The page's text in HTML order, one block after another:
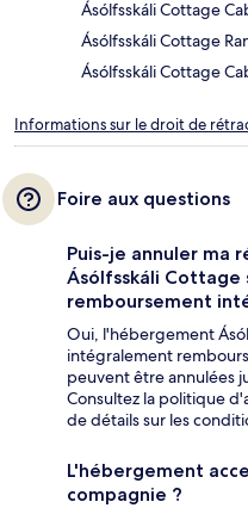
Ásólfsskáli Cottage
Ásólfsskáli Cottage
Ásólfsskáli Cottage
Informations sur le droit de
Foire aux questions
Puis-je annuler ma
Ásólfsskáli Cottage
remboursement
Oui, l'hébergement
intégralement
peuvent être annulées
Consultez la politique
de détails sur les
L'hébergement
compagnie ?